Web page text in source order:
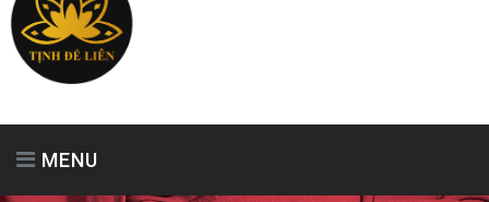
MENU